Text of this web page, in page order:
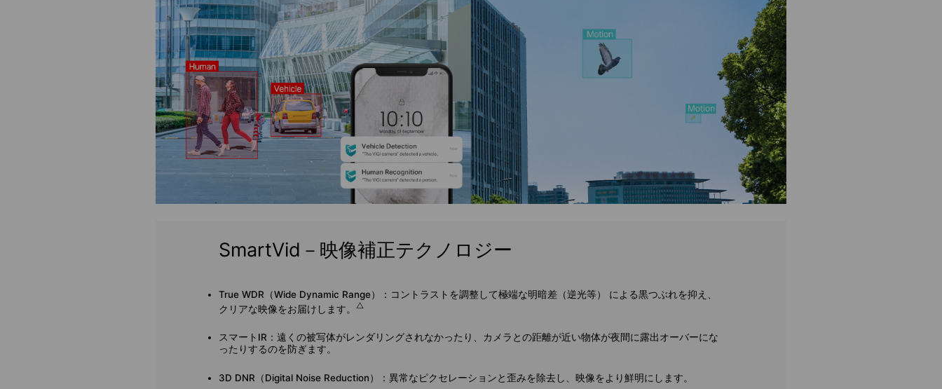
SmartVid－映像補正テクノロジー
True WDR（Wide Dynamic Range）： コントラストを調整して極端な明暗差（逆光等） による黒つぶれを抑え、
クリアな映像をお届けします。 △
スマートIR： 遠くの被写体がレンダリングされなかったり、カメラとの距離が近い物体が夜間に露出オーバーにな
ったりするのを防ぎます。
3D DNR（Digital Noise Reduction）： 異常なピクセレーションと歪みを除去し、映像をより鮮明にします。